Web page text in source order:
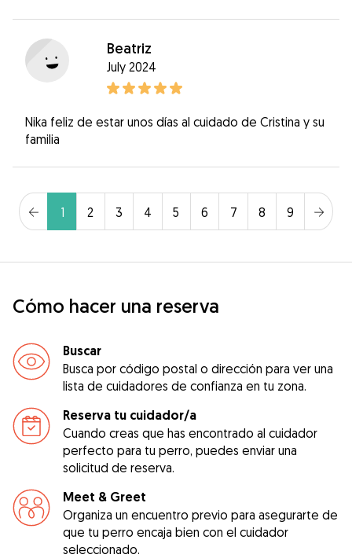
Beatriz
July 2024
Nika feliz de estar unos días al cuidado de Cristina y su
familia
1 2 3 4 5 6 7 8 9
Cómo hacer una reserva
Buscar
Busca por código postal o dirección para ver una
lista de cuidadores de confianza en tu zona.
Reserva tu cuidador/a
Cuando creas que has encontrado al cuidador
perfecto para tu perro, puedes enviar una
solicitud de reserva.
Meet & Greet
Organiza un encuentro previo para asegurarte de
que tu perro encaja bien con el cuidador
seleccionado.